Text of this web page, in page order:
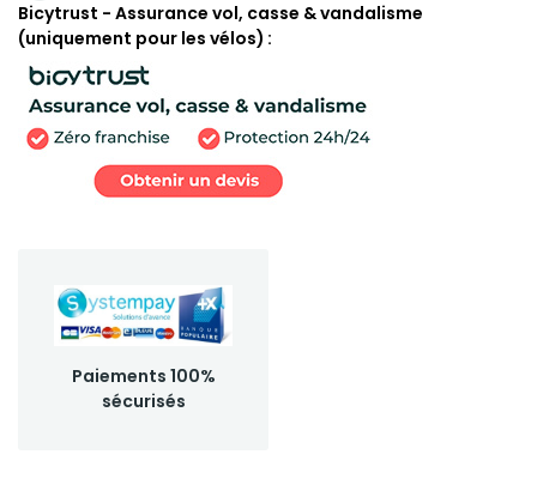
Bicytrust - Assurance vol, casse & vandalisme
(uniquement pour les vélos)
Paiements 100%
sécurisés